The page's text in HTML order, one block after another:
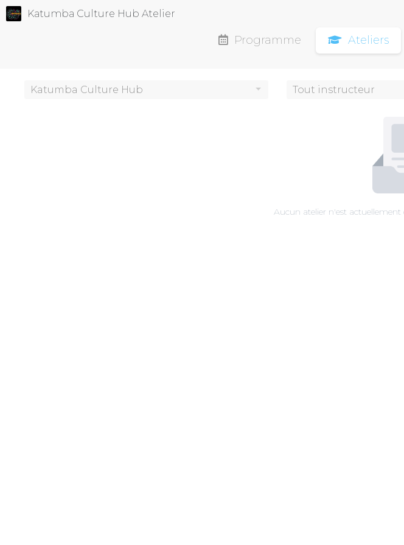
Katumba Culture Hub Atelier
Programme Ateliers
Katumba Culture Hub Tout instructeur
Aucun atelier n'est actuellement